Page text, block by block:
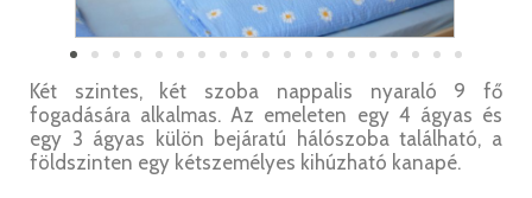
Két szintes, két szoba nappalis nyaraló 9 fő
fogadására alkalmas. Az emeleten egy 4 ágyas és
egy 3 ágyas külön bejáratú hálószoba található, a
földszinten egy kétszemélyes kihúzható kanapé.